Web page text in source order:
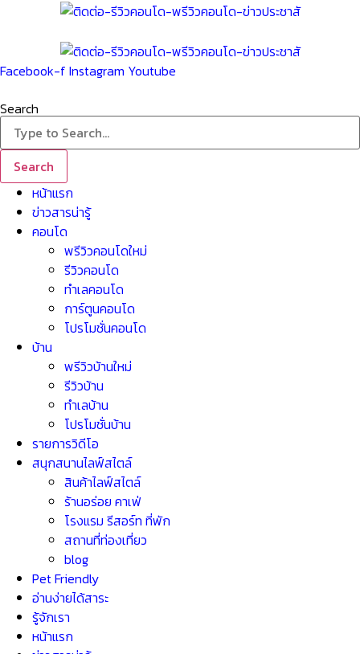
Facebook-f Instagram Youtube
Search
Search
หน้าแรก
ข่าวสารน่ารู้
คอนโด
พรีวิวคอนโดใหม่
รีวิวคอนโด
ทำเลคอนโด
การ์ตูนคอนโด
โปรโมชั่นคอนโด
บ้าน
พรีวิวบ้านใหม่
รีวิวบ้าน
ทำเลบ้าน
โปรโมชั่นบ้าน
รายการวิดีโอ
สนุกสนานไลฟ์สไตล์
สินค้าไลฟ์สไตล์
ร้านอร่อย คาเฟ่
โรงแรม รีสอร์ท ที่พัก
สถานที่ท่องเที่ยว
blog
Pet Friendly
อ่านง่ายได้สาระ
รู้จักเรา
หน้าแรก